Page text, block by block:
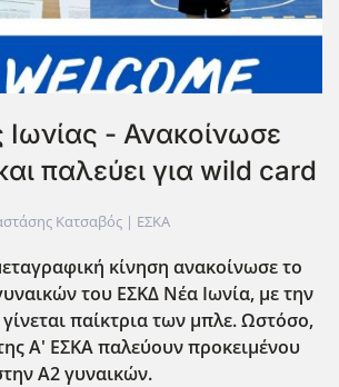
- Ανακοίνωσε
παλεύει για wild card
Κατσαβός | ΕΣΚΑ
κίνηση ανακοίνωσε το
του ΕΣΚΔ Νέα Ιωνία, με την
παίκτρια των μπλε. Ωστόσο,
Α' ΕΣΚΑ παλεύουν προκειμένου
Α2 γυναικών.